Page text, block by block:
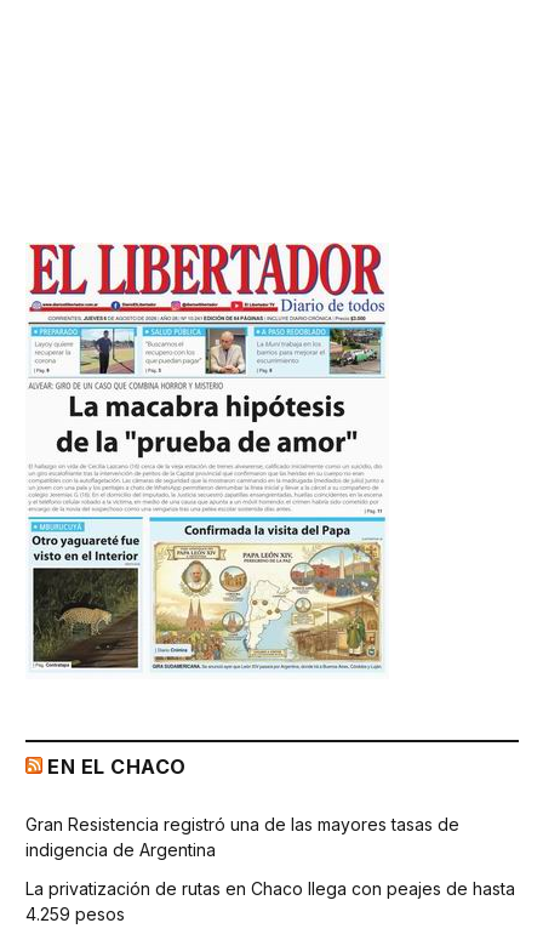
EN EL CHACO
Gran Resistencia registró una de las mayores tasas de
indigencia de Argentina
La privatización de rutas en Chaco llega con peajes de hasta
4.259 pesos